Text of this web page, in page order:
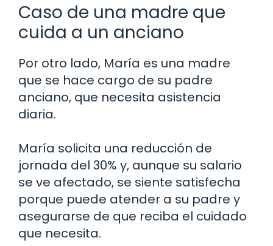
Caso de una madre que
cuida a un anciano
Por otro lado, María es una madre
que se hace cargo de su padre
anciano, que necesita asistencia
diaria.
María solicita una reducción de
jornada del 30% y, aunque su salario
se ve afectado, se siente satisfecha
porque puede atender a su padre y
asegurarse de que reciba el cuidado
que necesita.